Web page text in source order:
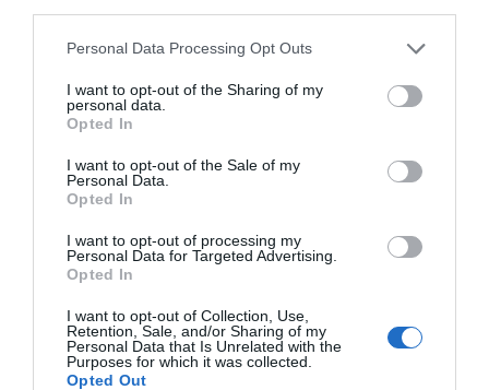
Personal Data Processing Opt Outs
I want to opt-out of the Sharing of my
personal data.
Opted In
I want to opt-out of the Sale of my
Personal Data.
Opted In
I want to opt-out of processing my
Personal Data for Targeted Advertising.
Opted In
I want to opt-out of Collection, Use,
Retention, Sale, and/or Sharing of my
Personal Data that Is Unrelated with the
Purposes for which it was collected.
Opted Out
por Redacción
Artículos anteriores
Opinión
Enormes minucias
por Eulogio López